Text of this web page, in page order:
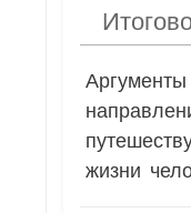
жизни